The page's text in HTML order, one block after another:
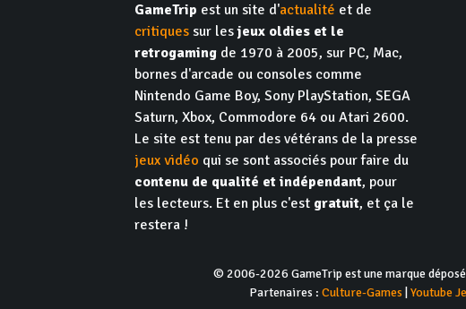
GameTrip est un site d'actualité et de
critiques sur lesjeux oldies et le
retrogaming de 1970 à 2005, sur PC, Mac,
bornes d'arcade ou consoles comme
Nintendo Game Boy, Sony PlayStation, SEGA
Saturn, Xbox, Commodore 64 ou Atari 2600.
Le site est tenu par des vétérans de la presse
jeux vidéo qui se sont associés pour faire du
contenu de qualité et indépendant, pour
les lecteurs. Et en plus c'est gratuit, et ça le
restera !
© 2006-2026 GameTrip est une marque
Partenaires : Culture-Games Youtube